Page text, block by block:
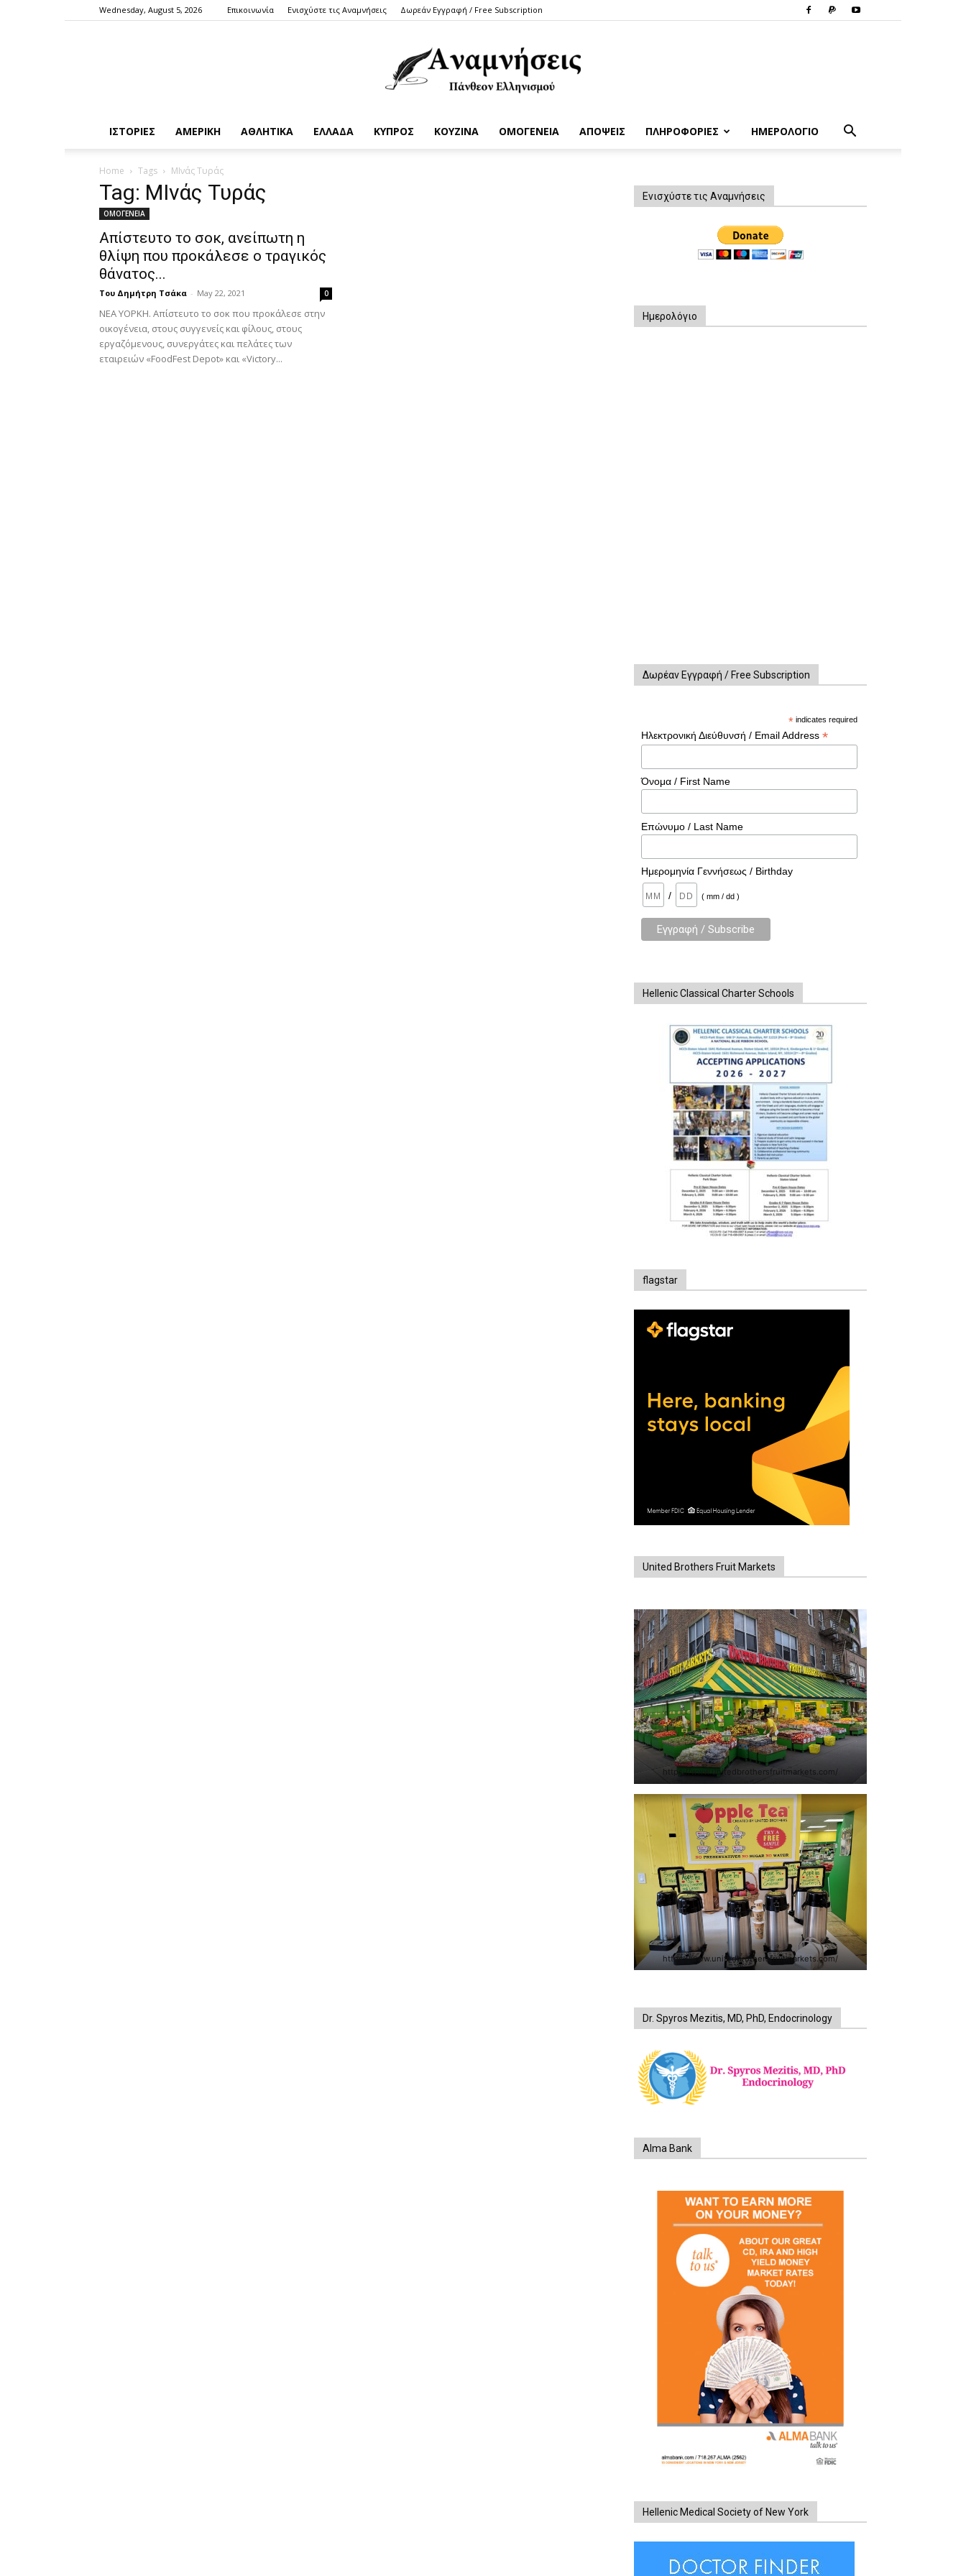
Wednesday, August 5, 2026 Επικοινωνία Ενισχύστε τις Αναμνήσεις Δωρεάν Εγγραφή / Free Subscription
ΙΣΤΟΡΙΕΣ ΑΜΕΡΙΚΗ ΑΘΛΗΤΙΚΑ ΕΛΛΑΔΑ ΚΥΠΡΟΣ ΚΟΥΖΙΝΑ ΟΜΟΓΕΝΕΙΑ ΑΠΟΨΕΙΣ ΠΛΗΡΟΦΟΡΙΕΣ ΗΜΕΡΟΛΟΓΙΟ
Home Tags ΜΙνάς Τυράς
Tag: ΜΙνάς Τυράς
ΟΜΟΓΕΝΕΙΑ
Απίστευτο το σοκ, ανείπωτη η
θλίψη που προκάλεσε ο τραγικός
θάνατος...
Του Δημήτρη Τσάκα - May 22, 2021 0
ΝΕΑ ΥΟΡΚΗ. Απίστευτο το σοκ που προκάλεσε στην
οικογένεια, στους συγγενείς και φίλους, στους
εργαζόμενους, συνεργάτες και πελάτες των
εταιρειών «FoodFest Depot» και «Victory...
Ενισχύστε τις Αναμνήσεις
Ημερολόγιο
Δωρέαν Εγγραφή / Free Subscription
* indicates required
Ηλεκτρονική Διεύθυνσή / Email Address *
Όνομα / First Name
Επώνυμο / Last Name
Ημερομηνία Γεννήσεως / Birthday
/ ( mm / dd )
Hellenic Classical Charter Schools
flagstar
United Brothers Fruit Markets
https://www.unitedbrothersfruitmarkets.com/
https://www.unitedbrothersfruitmarkets.com/
Dr. Spyros Mezitis, MD, PhD, Endocrinology
Alma Bank
Hellenic Medical Society of New York